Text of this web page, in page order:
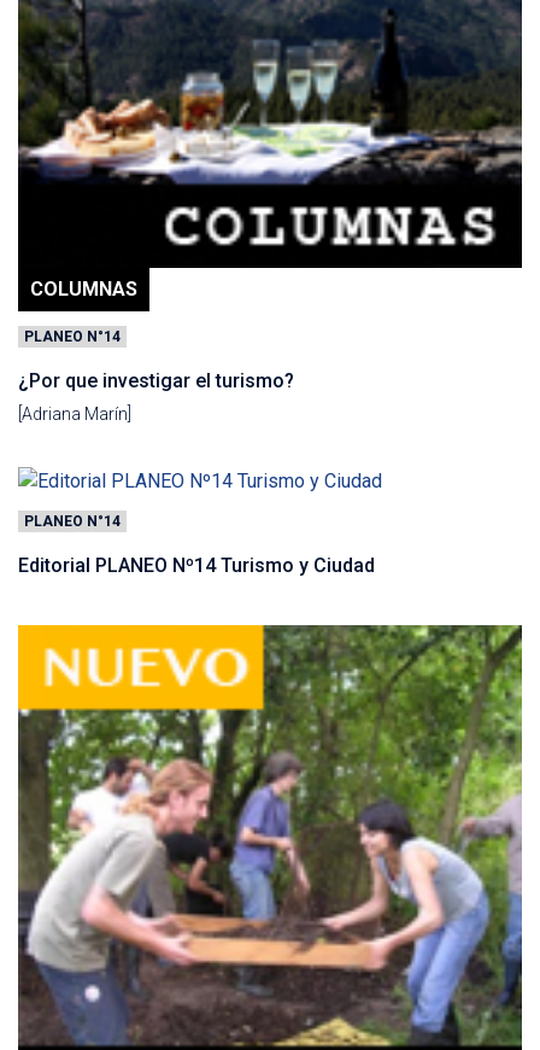
COLUMNAS
PLANEO N°14
¿Por que investigar el turismo?
[Adriana Marín]
PLANEO N°14
Editorial PLANEO Nº14 Turismo y Ciudad